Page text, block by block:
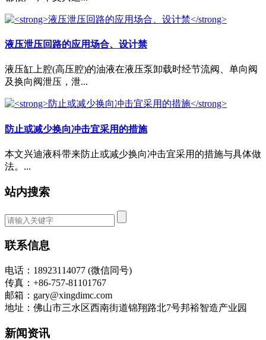
液压泄压回路的应用场合、设计禁
液压缸上腔(高压腔)的油液在液压泵卸载时经节流阀、单向阀
及换向阀泄压，泄...
防止或减少换向冲击宜采用的措施
本文兴迪液科带来防止或减少换向冲击宜采用的措施与具体做
法。...
站内搜索
联系信息
电话：18923114077 (微信同号)
传真：+86-757-81101767
邮箱：gary@xingdimc.com
地址：佛山市三水区西南街道锦翔路北7号邦裕智造产业园
新闻资讯